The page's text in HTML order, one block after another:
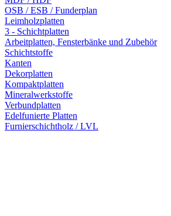
OSB / ESB / Funderplan
Leimholzplatten
3 - Schichtplatten
Arbeitplatten, Fensterbänke und Zubehör
Schichtstoffe
Kanten
Dekorplatten
Kompaktplatten
Mineralwerkstoffe
Verbundplatten
Edelfunierte Platten
Furnierschichtholz / LVL